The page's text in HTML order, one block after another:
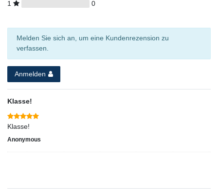
1
0
Melden Sie sich an, um eine Kundenrezension zu
verfassen.
Anmelden
Klasse!
Klasse!
Anonymous